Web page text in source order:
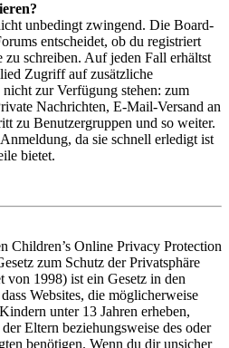
unbedingt zwingend. Die Board-
entscheidet, ob du registriert
zu schreiben. Auf jeden Fall erhältst
Zugriff auf zusätzliche
zur Verfügung stehen: zum
Nachrichten, E-Mail-Versand an
zu Benutzergruppen und so weiter.
da sie schnell erledigt ist
bietet.
Children’s Online Privacy Protection
zum Schutz der Privatsphäre
1998) ist ein Gesetz in den
Websites, die möglicherweise
unter 13 Jahren erheben,
Eltern beziehungsweise des oder
benötigen. Wenn du dir unsicher